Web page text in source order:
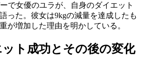
で女優のユラが、自身のダイエット
った。彼女は9kgの減量を達成したも
が増加した理由を明かしている。
ト成功とその後の変化